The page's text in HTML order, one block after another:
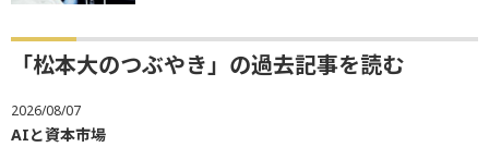
「松本大のつぶやき」の過去記事を読む
2026/08/07
AIと資本市場